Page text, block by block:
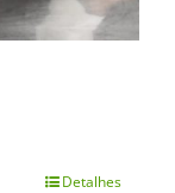
Detalhes